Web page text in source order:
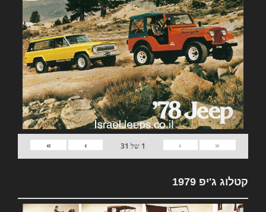
«
‹
1 של 31
›
»
קטלוג ג'יפ 1979